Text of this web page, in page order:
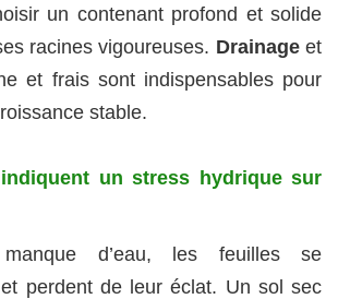
un contenant profond et solide
racines vigoureuses. Drainageet
et frais sont indispensables pour
stable.
un stress hydrique sur
d’eau, les feuilles se
perdent de leur éclat. Un sol sec